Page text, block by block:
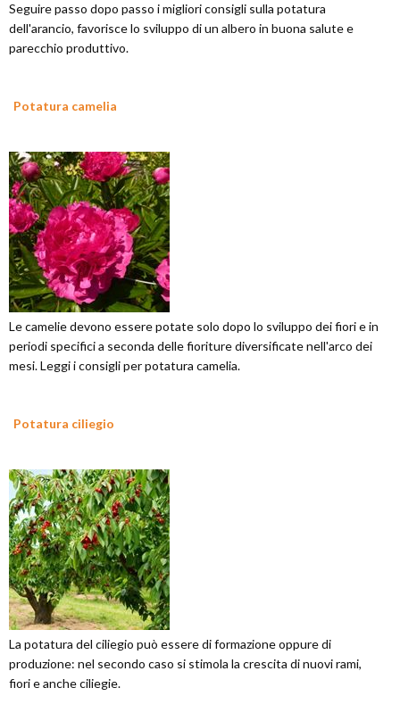
Seguire passo dopo passo i migliori consigli sulla potatura
dell'arancio, favorisce lo sviluppo di un albero in buona salute e
parecchio produttivo.
Potatura camelia
Le camelie devono essere potate solo dopo lo sviluppo dei fiori e in
periodi specifici a seconda delle fioriture diversificate nell'arco dei
mesi. Leggi i consigli per potatura camelia.
Potatura ciliegio
La potatura del ciliegio può essere di formazione oppure di
produzione: nel secondo caso si stimola la crescita di nuovi rami,
fiori e anche ciliegie.